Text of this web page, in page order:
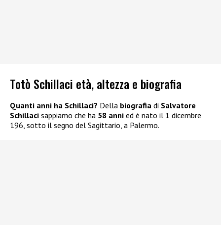
Totò Schillaci età, altezza e biografia
Quanti anni ha Schillaci? Della biografia di Salvatore
Schillaci sappiamo che ha 58 anni ed è nato il 1 dicembre
196, sotto il segno del Sagittario, a Palermo.